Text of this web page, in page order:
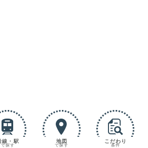
線・駅
で探す
地図
で探す
こだわり
条件